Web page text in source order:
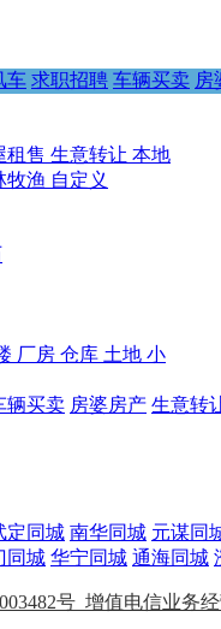
车 求职招聘 车辆买卖 房
租售 生意转让 本地
牧渔 自定义
厂房 仓库 土地 小
辆买卖 房婆房产 生意转
定同城 南华同城 元谋同
同城 华宁同城 通海同城
号 增值电信业务